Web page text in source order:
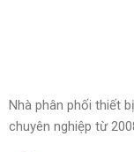
Nhà phân phối thiết
chuyên nghiệp từ